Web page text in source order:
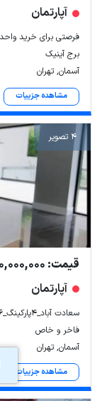
آپارتمان
فرصتی برای خرید
برج آینیک
آسمان, تهران
مشاهده جزییات
4 تصویر
قیمت: 103,740,000,000 تومان
آپارتمان
فاخر و خاص
آسمان, تهران
مشاهده جزییات